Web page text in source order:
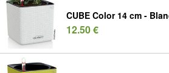
CUBE Color 14 cm -
12.50 €